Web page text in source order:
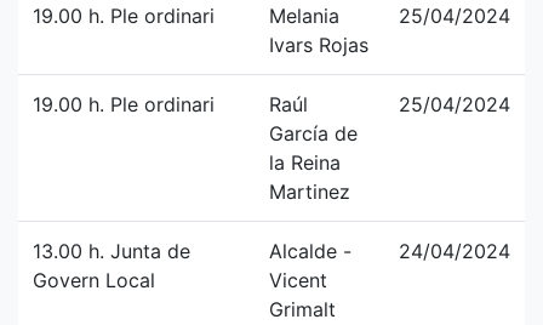
19.00 h. Ple ordinari
Melania
Ivars Rojas
25/04/2024
19.00 h. Ple ordinari
Raúl
García de
la Reina
Martinez
25/04/2024
13.00 h. Junta de
Govern Local
Alcalde -
Vicent
Grimalt
24/04/2024